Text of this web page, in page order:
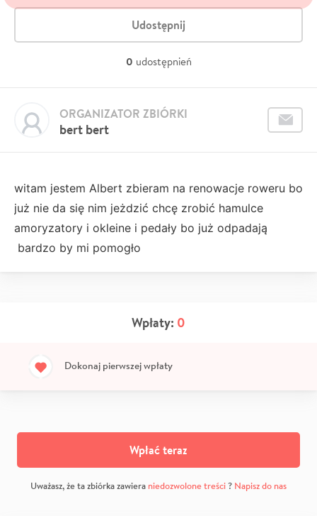
Udostępnij
0 udostępnień
bert bert
ORGANIZATOR ZBIÓRKI
witam jestem Albert zbieram na renowacje roweru bo
już nie da się nim jeżdzić chcę zrobić hamulce
amoryzatory i okleine i pedały bo już odpadają
bardzo by mi pomogło
Wpłaty: 0
Dokonaj pierwszej wpłaty
Wpłać teraz
Uważasz, że ta zbiórka zawiera niedozwolone treści? Napisz do nas